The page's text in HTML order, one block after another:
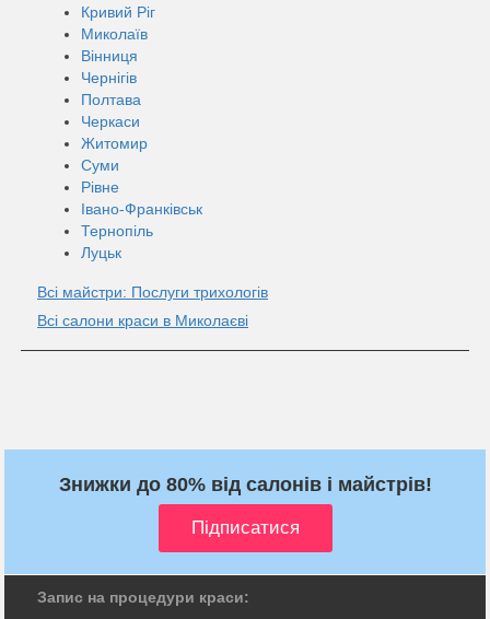
Кривий Ріг
Миколаїв
Вінниця
Чернігів
Полтава
Черкаси
Житомир
Суми
Рівне
Івано-Франківськ
Тернопіль
Луцьк
Всі майстри: Послуги трихологів
Всі салони краси в Миколаєві
Знижки до 80% від салонів і майстрів!
Запис на процедури краси: